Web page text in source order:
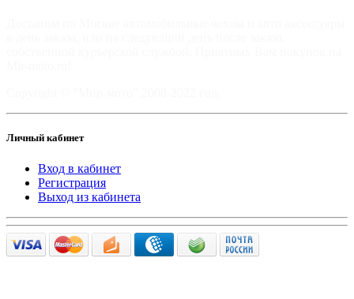
Личный кабинет
Вход в кабинет
Регистрация
Выход из кабинета